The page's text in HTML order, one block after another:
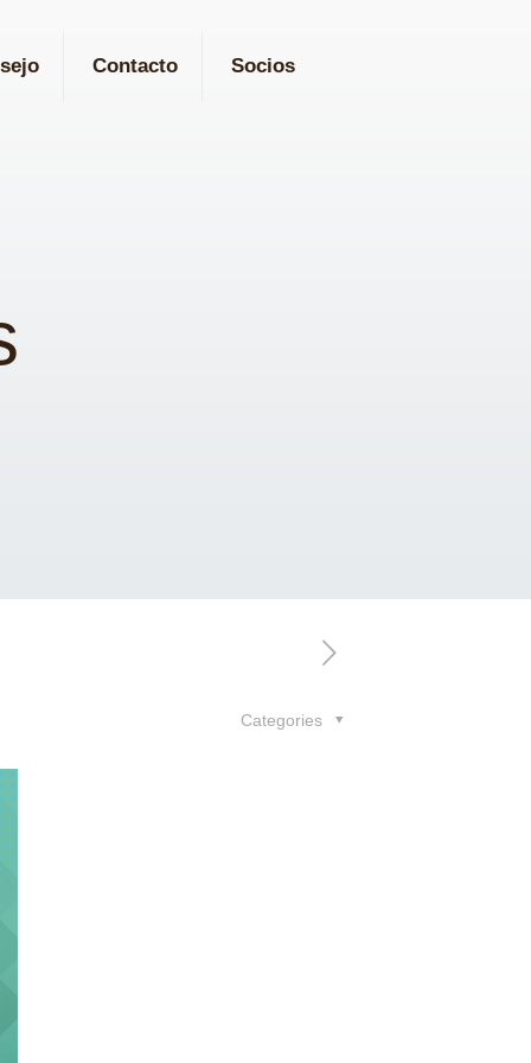
Contacto Socios
Categories